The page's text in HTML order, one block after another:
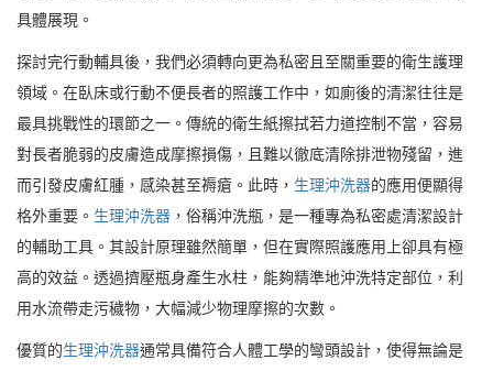
具體展現。
探討完行動輔具後，我們必須轉向更為私密且至關重要的衛生護理
領域。在臥床或行動不便長者的照護工作中，如廁後的清潔往往是
最具挑戰性的環節之一。傳統的衛生紙擦拭若力道控制不當，容易
對長者脆弱的皮膚造成摩擦損傷，且難以徹底清除排泄物殘留，進
而引發皮膚紅腫，感染甚至褥瘡。此時， 生理沖洗器的應用便顯得
格外重要。 生理沖洗器 ，俗稱沖洗瓶，是一種專為私密處清潔設計
的輔助工具。其設計原理雖然簡單，但在實際照護應用上卻具有極
高的效益。透過擠壓瓶身產生水柱，能夠精準地沖洗特定部位，利
用水流帶走污穢物，大幅減少物理摩擦的次數。
優質的生理沖洗器通常具備符合人體工學的彎頭設計，使得無論是